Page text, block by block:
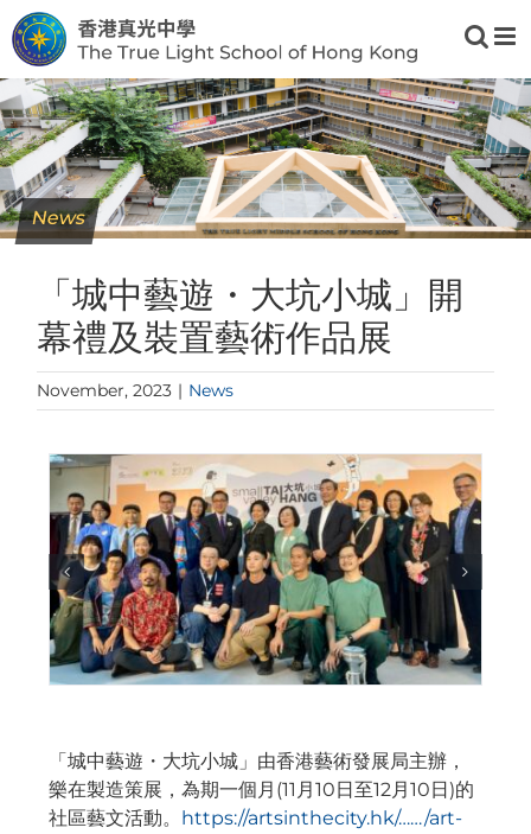
Skip
to
content
News
「城中藝遊・大坑小城」開
幕禮及裝置藝術作品展
November, 2023 | News
「城中藝遊・大坑小城」由香港藝術發展局主辦，
樂在製造策展，為期一個月(11月10日至12月10日)的
社區藝文活動。 https://artsinthecity.hk/……/art-